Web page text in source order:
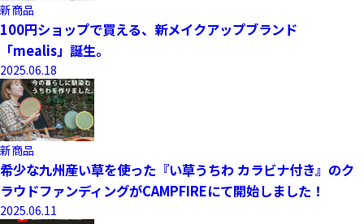
新商品
100円ショップで買える、新メイクアップブランド
「mealis」誕生。
2025.06.18
新商品
希少な九州産い草を使った『い草うちわ カラビナ付き』のク
ラウドファンディングがCAMPFIREにて開始しました！
2025.06.11